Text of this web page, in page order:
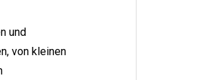
und
von kleinen